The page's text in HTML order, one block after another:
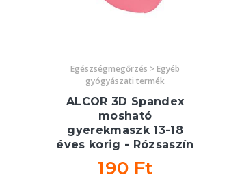
Egészségmegőrzés > Egyéb
gyógyászati termék
ALCOR 3D Spandex
mosható
gyerekmaszk 13-18
éves korig - Rózsaszín
190 Ft